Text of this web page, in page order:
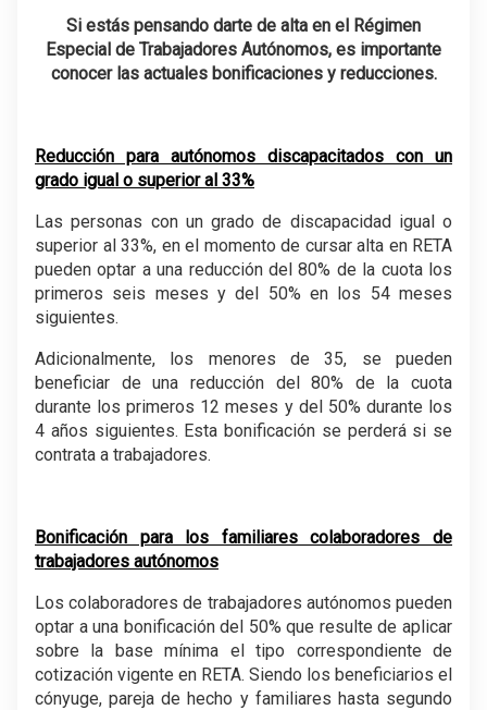
Si estás pensando darte de alta en el Régimen
Especial de Trabajadores Autónomos, es importante
conocer las actuales bonificaciones y reducciones.
Reducción para autónomos discapacitados con un
grado igual o superior al 33%
Las personas con un grado de discapacidad igual o
superior al 33%, en el momento de cursar alta en RETA
pueden optar a una reducción del 80% de la cuota los
primeros seis meses y del 50% en los 54 meses
siguientes.
Adicionalmente, los menores de 35, se pueden
beneficiar de una reducción del 80% de la cuota
durante los primeros 12 meses y del 50% durante los
4 años siguientes. Esta bonificación se perderá si se
contrata a trabajadores.
Bonificación para los familiares colaboradores de
trabajadores autónomos
Los colaboradores de trabajadores autónomos pueden
optar a una bonificación del 50% que resulte de aplicar
sobre la base mínima el tipo correspondiente de
cotización vigente en RETA. Siendo los beneficiarios el
cónyuge, pareja de hecho y familiares hasta segundo